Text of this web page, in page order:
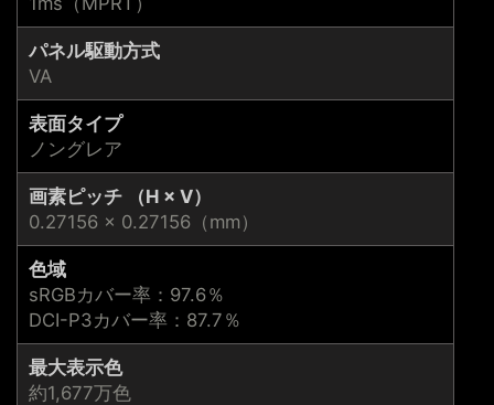
パネル駆動方式
VA
表面タイプ
ノングレア
画素ピッチ （H × V）
0.27156 × 0.27156（mm）
色域
sRGBカバー率：97.6％
DCI-P3カバー率：87.7％
最大表示色
約1,677万色